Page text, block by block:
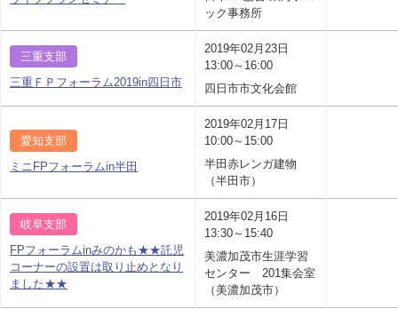
ック事務所
三重支部
三重ＦＰフォーラム2019in四日市
2019年02月23日
13:00～16:00
四日市市文化会館
愛知支部
ミニFPフォーラムin半田
2019年02月17日
10:00～15:00
半田赤レンガ建物
（半田市）
岐阜支部
FPフォーラムinみのかも★★託児
コーナーの設置は取り止めとなり
ました★★
2019年02月16日
13:30～15:40
美濃加茂市生涯学習
センター 201集会室
（美濃加茂市）